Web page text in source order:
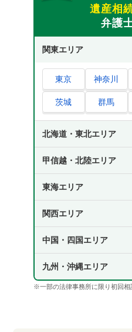
遺産相
弁護
関東エリア
東京 神奈川
茨城 群馬
北海道・東北エリア
甲信越・北陸エリア
東海エリア
関西エリア
中国・四国エリア
九州・沖縄エリア
※一部の法律事務所に限り初回相